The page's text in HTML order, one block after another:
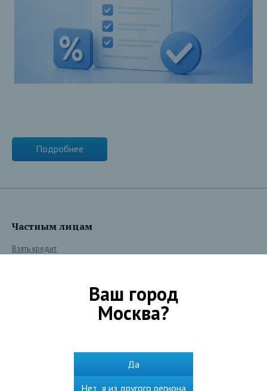
Подробнее
Частным лицам
Взять кредит
Сохранить и преумножитьВаш город
Москва?
Да
Нет, я из другого региона